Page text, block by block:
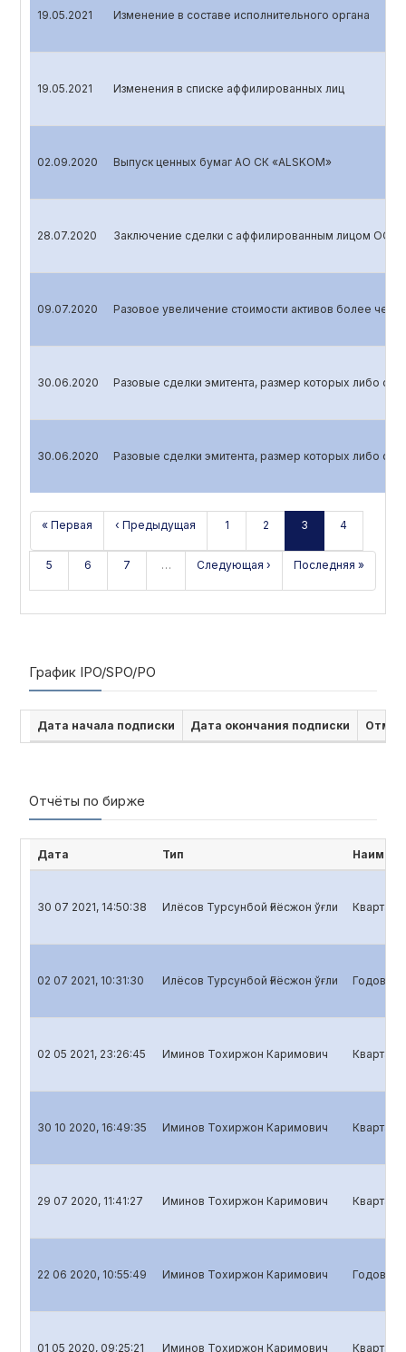
19.05.2021 Изменение в составе исполнительного органа
19.05.2021 Изменения в списке аффилированных лиц
02.09.2020 Выпуск ценных бумаг АО СК «ALSKOM»
28.07.2020 Заключение сделки с аффилированным лицом ООО
09.07.2020 Разовое увеличение стоимости активов более чем
30.06.2020 Разовые сделки эмитента, размер которых либо
30.06.2020 Разовые сделки эмитента, размер которых либо
« Первая ‹ Предыдущая 1 2 3 4
5 6 7 … Следующая › Последняя »
График IPO/SPO/PO
Дата начала подписки Дата окончания подписки
Отчёты по бирже
Дата Тип
30 07 2021, 14:50:38 Илёсов Турсунбой Ғиёсжон ўғли
02 07 2021, 10:31:30 Илёсов Турсунбой Ғиёсжон ўғли Годовой
02 05 2021, 23:26:45 Иминов Тохиржон Каримович
30 10 2020, 16:49:35 Иминов Тохиржон Каримович
29 07 2020, 11:41:27 Иминов Тохиржон Каримович
22 06 2020, 10:55:49 Иминов Тохиржон Каримович Годовой
01 05 2020, 09:25:21 Иминов Тохиржон Каримович